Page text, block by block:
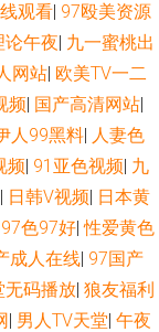
男人影院女人影院
线 国产传媒日韩一区
人自拍 操碰日韩 激情
日韩干逼网 韩日av
日韩欧美www 微拍
观看| 97殴美资源
论午夜| 九一蜜桃出
网站| 欧美TV一二
频| 国产高清网站|
人99黑料| 人妻色
频| 91亚色视频| 九
| 日韩V视频| 日本黄
97色97好|性爱黄色
成人在线| 97国产
无码播放| 狼友福利
| 男人TV天堂| 午夜